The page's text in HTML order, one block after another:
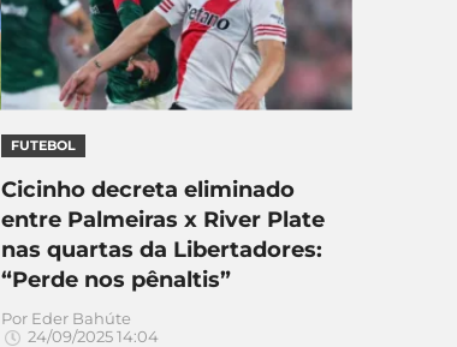
FUTEBOL
Cicinho decreta eliminado
entre Palmeiras x River Plate
nas quartas da Libertadores:
“Perde nos pênaltis”
Por Eder Bahúte
24/09/2025 14:04